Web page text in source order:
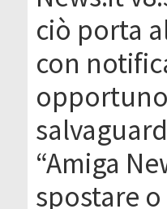
ciò porta
con
“Amiga
spostare